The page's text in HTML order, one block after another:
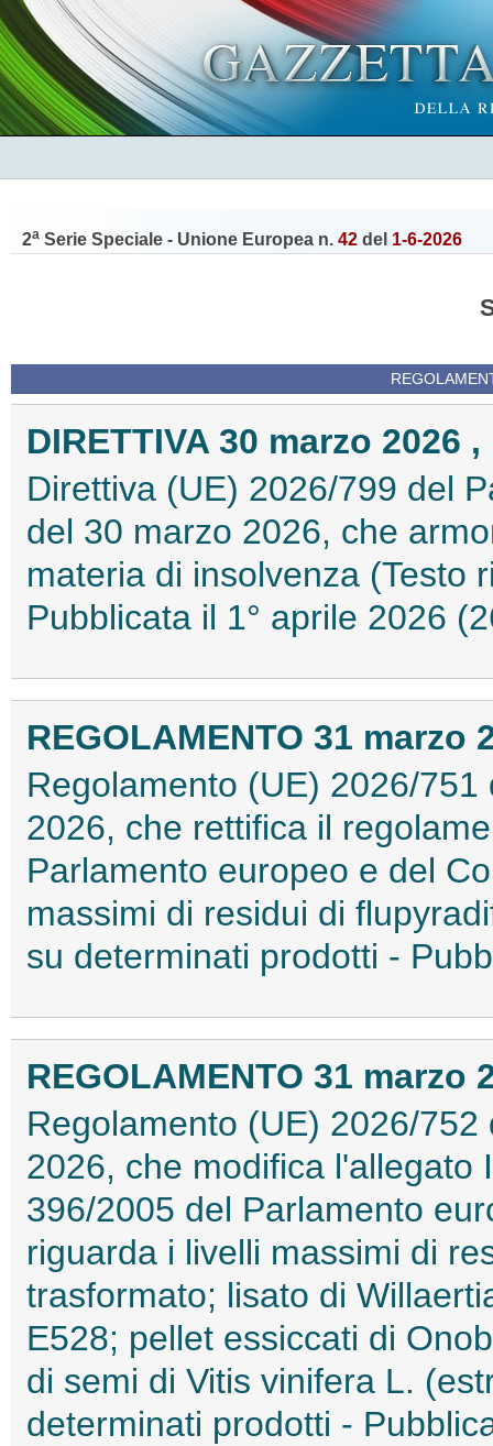
2a Serie Speciale - Unione Europea n. 42 del 1-6-2026
DIRETTIVA 30 marzo 2026 ,
Direttiva (UE) 2026/799 del
del 30 marzo 2026, che
materia di insolvenza (Testo
Pubblicata il 1° aprile 2026
REGOLAMENTO 31 marzo
Regolamento (UE) 2026/
2026, che rettifica il
Parlamento europeo e del
massimi di residui di
su determinati prodotti -
REGOLAMENTO 31 marzo
Regolamento (UE) 2026/
2026, che modifica l'allegato
396/2005 del Parlamento
riguarda i livelli massimi di
trasformato; lisato di
E528; pellet essiccati di
di semi di Vitis vinifera L.
determinati prodotti -